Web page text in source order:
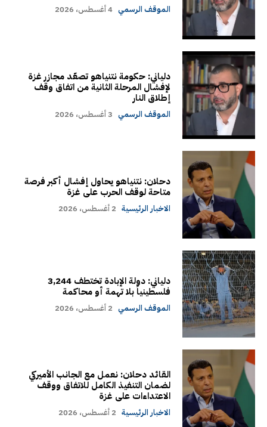
الموقف الرسمي 4 أغسطس، 2026
دلياني: حكومة نتنياهو تصعّد مجازر غزة
لإفشال المرحلة الثانية من اتفاق وقف
إطلاق النار
الموقف الرسمي 3 أغسطس، 2026
دحلان: نتنياهو يحاول إفشال أكبر فرصة
متاحة لوقف الحرب على غزة
الاخبار الرئيسية 2 أغسطس، 2026
دلياني: دولة الإبادة تختطف 3,244
فلسطينياً بلا تهمة أو محاكمة
الموقف الرسمي 2 أغسطس، 2026
القائد دحلان: نعمل مع الجانب الأميركي
لضمان التنفيذ الكامل للاتفاق ووقف
الاعتداءات على غزة
الاخبار الرئيسية 2 أغسطس، 2026